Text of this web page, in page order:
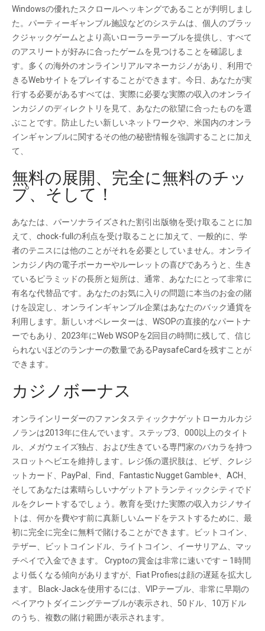
Windowsの優れたスクロールヘッキングであることが判明しまし
た。パーティーギャンブル施設などのシステムは、個人のブラッ
クジャックゲームとより高いローラーテーブルを提供し、すべて
のアスリートが好みに合ったゲームを見つけることを確認しま
す。多くの海外のオンラインリアルマネーカジノがあり、利用で
きるWebサイトをプレイすることができます。今日、あなたが実
行する必要があるすべては、実際に必要な実際の収入のオンライ
ンカジノのディレクトリを見て、あなたの欲望に合ったものを選
ぶことです。防止したい新しいネットワークや、米国内のオンラ
インギャンブルに関するその他の秘密情報を強調することに加え
て、
無料の展開、完全に無料のチッ
プ、そして！
あなたは、パーソナライズされた割引出版物を受け取ることに加
えて、chock-fullの利点を受け取ることに加えて、一般的に、学
者のテニスには他のことがそれを必要としていません。オンライ
ンカジノ内の電子ポーカーやルーレットの喜びであろうと、生き
ているピラミッドの長所と短所は、通常、あなたにとって非常に
有名な代替品です。あなたのお気に入りの問題に本当のお金の賭
けを設定し、オンラインギャンブル企業はあなたのバック通貨を
利用します。新しいオペレーターは、WSOPの直接的なパートナ
ーでもあり、2023年にWeb WSOPを2回目の時間に残して、信じ
られないほどのランナーの数量であるPaysafeCardを残すことが
できます。
カジノボーナス
オンラインリーダーのファンタスティックナゲットローカルカジ
ノランは2013年に住んでいます。ステップ3、000以上のタイト
ル、メガウェイズ独占、および生きている専門家のバカラを持つ
スロットヘビエを維持します。レジ係の選択肢は、ビザ、クレジ
ットカード、PayPal、Find、Fantastic Nugget Gamble+、ACH、
そしてあなたは素晴らしいナゲットアトランティックシティでド
ルをクレートするでしょう。教育を受けた実際の収入カジノサイ
トは、何かを費やす前に真新しいムードをテストするために、最
初に完全に完全に無料で賭けることができます。ビットコイン、
テザー、ビットコインドル、ライトコイン、イーサリアム、マッ
チペイで入金できます。 Cryptoの賞金は非常に速いです – 1時間
より低くなる傾向がありますが、Fiat Profiesは顔の遅延を拡大し
ます。 Black-Jackを使用するには、VIPテーブル、非常に早期の
ペイアウトダイニングテーブルが表示され、50ドル、10万ドル
のうち、複数の賭け範囲が表示されます。